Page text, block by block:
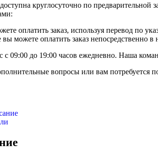
круглосуточно по
оплатить заказ, используя перевод по
можете оплатить заказ непосредственно в
с 09:00 до 19:00 часов ежедневно. Наша
вопросы или вам